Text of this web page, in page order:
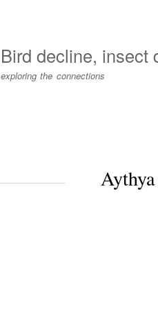
Bird decline, insect
exploring the connections